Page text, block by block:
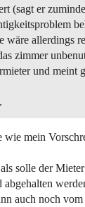
(sagt er
wäre allerdings
zimmer
und meint
wie mein
solle der
auch noch